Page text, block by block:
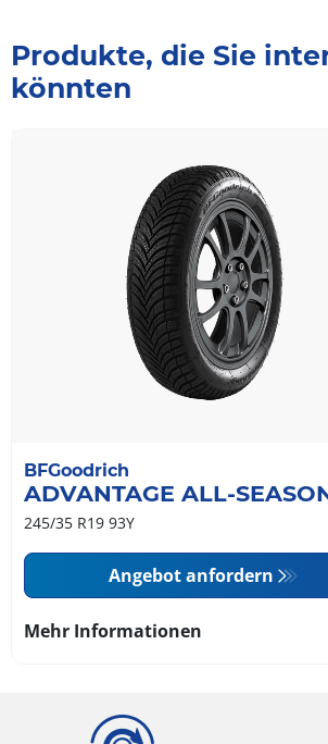
Produkte, die Sie
könnten
BFGoodrich
ADVANTAGE ALL-
245/35 R19 93Y
Angebot anfordern
Mehr Informationen